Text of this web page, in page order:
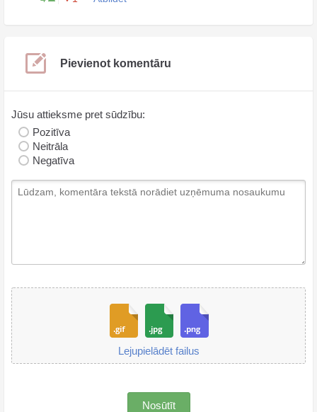
Pievienot komentāru
Jūsu attieksme pret sūdzību:
Pozitīva
Neitrāla
Negatīva
Lejupielādēt failus
Nosūtīt